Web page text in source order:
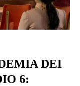
DEI
6: